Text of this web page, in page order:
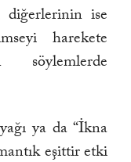
diğerlerinin ise
harekete
ya da “İkna
eşittir etki